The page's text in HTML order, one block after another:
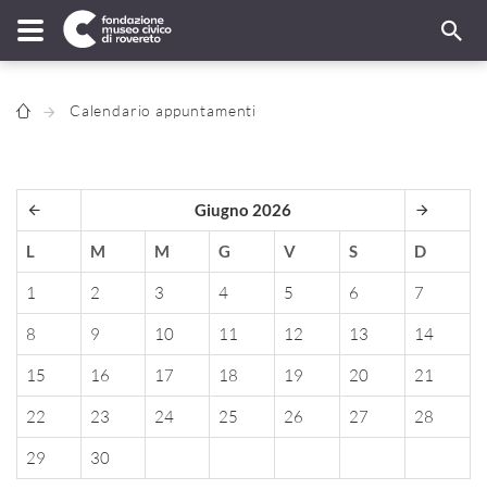
Calendario appuntamenti
Giugno 2026
L M M G V S D
1 2 3 4 5 6
7
8
9 10 11 12 13
14
15
16 17 18 19 20
21
22
23 24 25 26 27
28
29
30